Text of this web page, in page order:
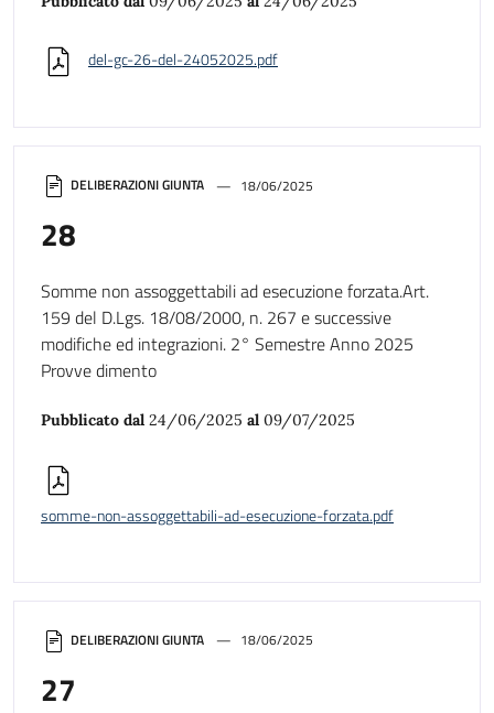
DELIBERAZIONI GIUNTA 18/06/2025
27
DELIBERAZIONI GIUNTA 18/06/2025
28
Somme non assoggettabili ad esecuzione forzata.Art.
159 del D.Lgs. 18/08/2000, n. 267 e successive
modifiche ed integrazioni. 2° Semestre Anno 2025
Provve dimento
Pubblicato dal 24/06/2025 al 09/07/2025
somme-non-assoggettabili-ad-esecuzione-forzata.pdf
del-gc-26-del-24052025.pdf